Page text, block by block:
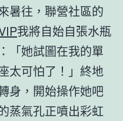
暑往，聯營社區的
我將自始自張水瓶
「她試圖在我的單
太可怕了！」終地
身，開始操作她吧
蒸氣孔正噴出彩虹